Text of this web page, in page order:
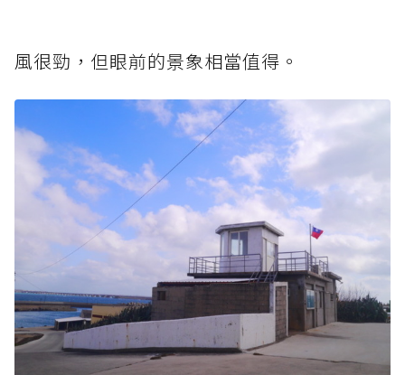
風很勁，但眼前的景象相當值得。